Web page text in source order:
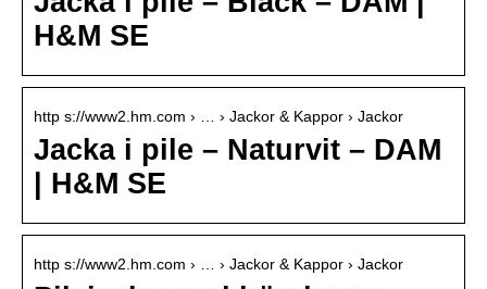
H&M SE
http s://www2.hm.com › … › Jackor & Kappor › Jackor
Jacka i pile – Naturvit – DAM
| H&M SE
http s://www2.hm.com › … › Jackor & Kappor › Jackor